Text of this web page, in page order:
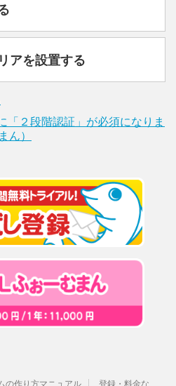
アを設置する
「２段階認証」が必須になりま
ん）
の作り方マニュアル 登録・料金な